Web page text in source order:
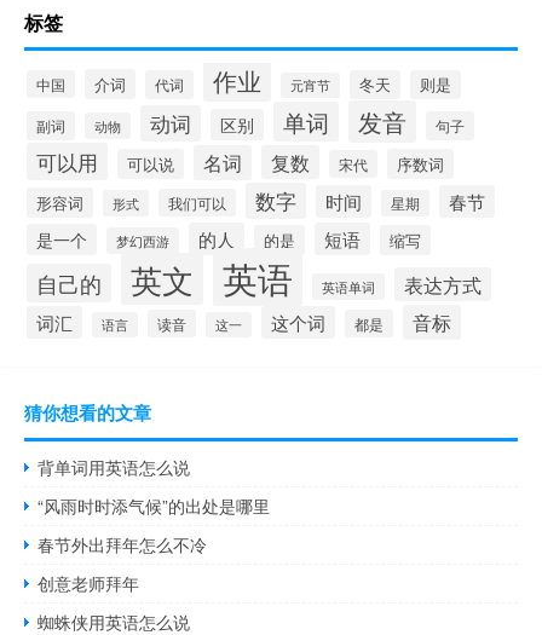
标签
中国 介词 代词 作业 元宵节 冬天
则是
副词
动物 动词 区别 单词 发音 句子
可以用 可以说 名词 复数 宋代
序数词
形容词
形式 我们可以 数字 时间 星期 春节
是一个 梦幻西游 的人 的是 短语 缩写
自己的 英文 英语 英语单词 表达方式
词汇 语言 读音 这一 这个词 都是 音标
猜你想看的文章
背单词用英语怎么说
“风雨时时添气候”的出处是哪里
春节外出拜年怎么不冷
创意老师拜年
蜘蛛侠用英语怎么说